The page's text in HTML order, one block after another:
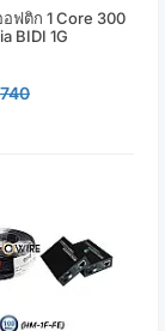
อฟติก 1 Core 300
BIDI 1G